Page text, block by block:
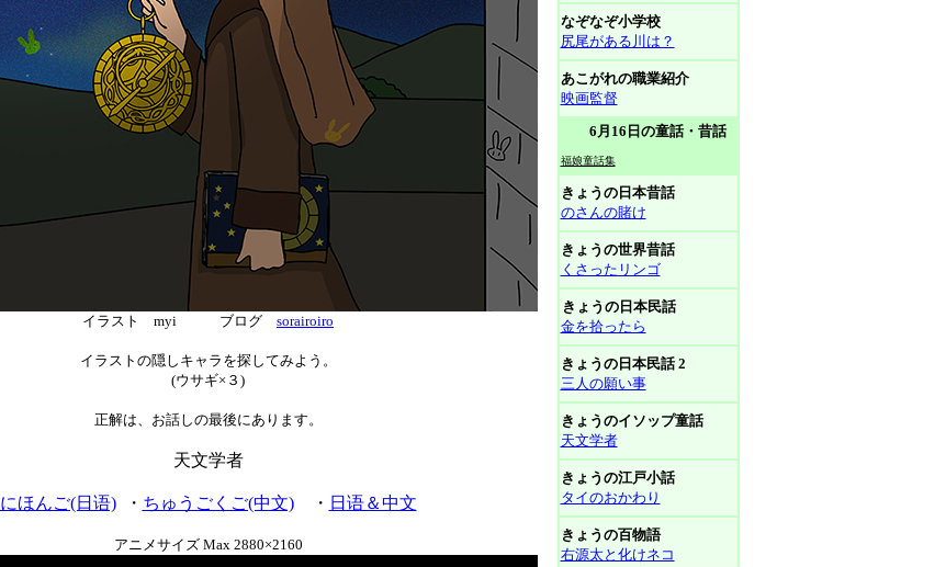
イラスト myi ブログ sorairoiro
イラストの隠しキャラを探してみよう。
(ウサギ×３)
正解は、お話しの最後にあります。
天文学者
にほんご(日语)・ ちゅうごくご(中文)・ 日语＆中文
アニメサイズ Max 2880×2160
なぞなぞ小学校
尻尾がある川は？
あこがれの職業紹介
映画監督
6月16日の童話・昔話
福娘童話集
きょうの日本昔話
のさんの賭け
きょうの世界昔話
くさったリンゴ
きょうの日本民話
金を拾ったら
きょうの日本民話 2
三人の願い事
きょうのイソップ童話
天文学者
きょうの江戸小話
タイのおかわり
きょうの百物語
右源太と化けネコ